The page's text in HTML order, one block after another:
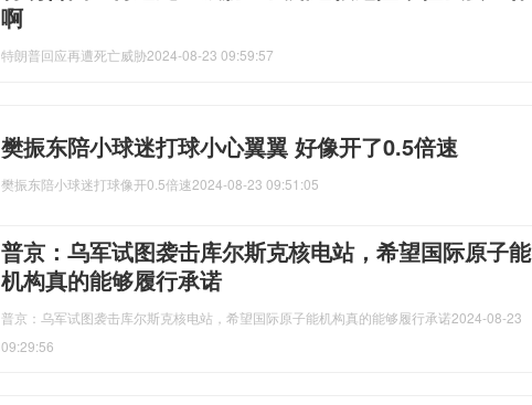
啊
特朗普回应再遭死亡威胁2024-08-23 09:59:57
樊振东陪小球迷打球小心翼翼 好像开了0.5倍速
樊振东陪小球迷打球像开0.5倍速2024-08-23 09:51:05
普京：乌军试图袭击库尔斯克核电站，希望国际原子能
机构真的能够履行承诺
普京：乌军试图袭击库尔斯克核电站，希望国际原子能机构真的能够履行承诺2024-08-23
09:29:56